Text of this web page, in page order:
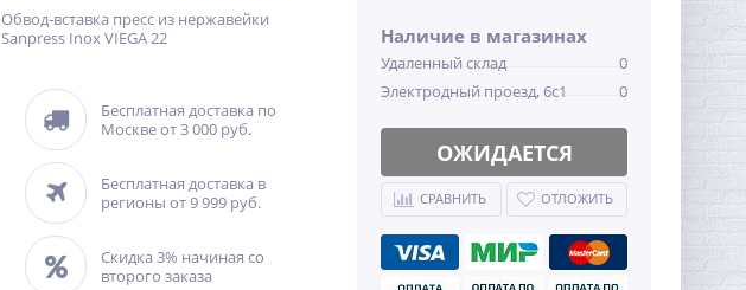
Обвод-вставка пресс из нержавейки
Sanpress Inox VIEGA 22
Бесплатная доставка по
Москве от 3 000 руб.
Бесплатная доставка в
регионы от 9 999 руб.
Скидка 3% начиная со
второго заказа
Наличие в магазинах
Удаленный склад
0
Электродный проезд, 6с1
0
ОЖИДАЕТСЯ
СРАВНИТЬ ОТЛОЖИТЬ